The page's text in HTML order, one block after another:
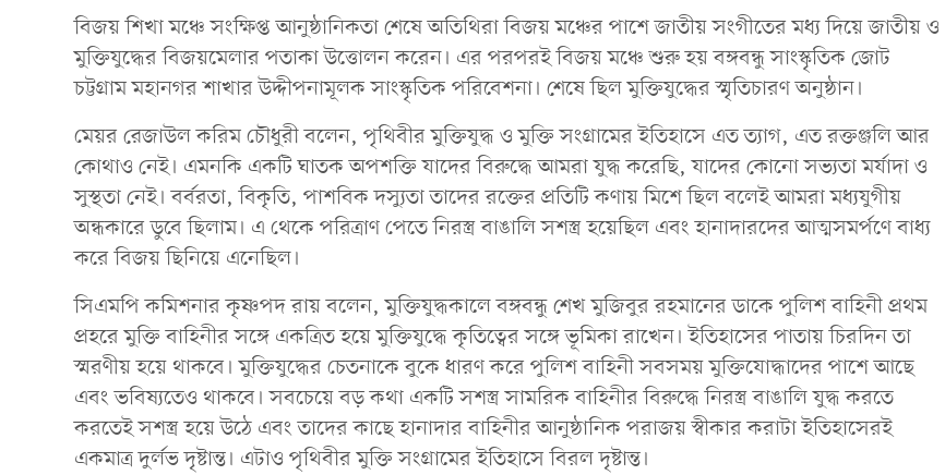
বিজয় শিখা মঞ্চে সংক্ষিপ্ত আনুষ্ঠানিকতা শেষে অতিথিরা বিজয় মঞ্চের পাশে জাতীয় সংগীতের মধ্য দিয়ে জাতীয় ও
মুক্তিযুদ্ধের বিজয়মেলার পতাকা উত্তোলন করেন। এর পরপরই বিজয় মঞ্চে শুরু হয় বঙ্গবন্ধু সাংস্কৃতিক জোট
চট্টগ্রাম মহানগর শাখার উদ্দীপনামূলক সাংস্কৃতিক পরিবেশনা। শেষে ছিল মুক্তিযুদ্ধের স্মৃতিচারণ অনুষ্ঠান।
মেয়র রেজাউল করিম চৌধুরী বলেন, পৃথিবীর মুক্তিযুদ্ধ ও মুক্তি সংগ্রামের ইতিহাসে এত ত্যাগ, এত রক্তঞ্জলি আর
কোথাও নেই। এমনকি একটি ঘাতক অপশক্তি যাদের বিরুদ্ধে আমরা যুদ্ধ করেছি, যাদের কোনো সভ্যতা মর্যাদা ও
সুস্থতা নেই। বর্বরতা, বিকৃতি, পাশবিক দস্যুতা তাদের রক্তের প্রতিটি কণায় মিশে ছিল বলেই আমরা মধ্যযুগীয়
অন্ধকারে ডুবে ছিলাম। এ থেকে পরিত্রাণ পেতে নিরস্ত্র বাঙালি সশস্ত্র হয়েছিল এবং হানাদারদের আত্মসমর্পণে বাধ্য
করে বিজয় ছিনিয়ে এনেছিল।
সিএমপি কমিশনার কৃষ্ণপদ রায় বলেন, মুক্তিযুদ্ধকালে বঙ্গবন্ধু শেখ মুজিবুর রহমানের ডাকে পুলিশ বাহিনী প্রথম
প্রহরে মুক্তি বাহিনীর সঙ্গে একত্রিত হয়ে মুক্তিযুদ্ধে কৃতিত্বের সঙ্গে ভূমিকা রাখেন। ইতিহাসের পাতায় চিরদিন তা
স্মরণীয় হয়ে থাকবে। মুক্তিযুদ্ধের চেতনাকে বুকে ধারণ করে পুলিশ বাহিনী সবসময় মুক্তিযোদ্ধাদের পাশে আছে
এবং ভবিষ্যতেও থাকবে। সবচেয়ে বড় কথা একটি সশস্ত্র সামরিক বাহিনীর বিরুদ্ধে নিরস্ত্র বাঙালি যুদ্ধ করতে
করতেই সশস্ত্র হয়ে উঠে এবং তাদের কাছে হানাদার বাহিনীর আনুষ্ঠানিক পরাজয় স্বীকার করাটা ইতিহাসেরই
একমাত্র দুর্লভ দৃষ্টান্ত। এটাও পৃথিবীর মুক্তি সংগ্রামের ইতিহাসে বিরল দৃষ্টান্ত।